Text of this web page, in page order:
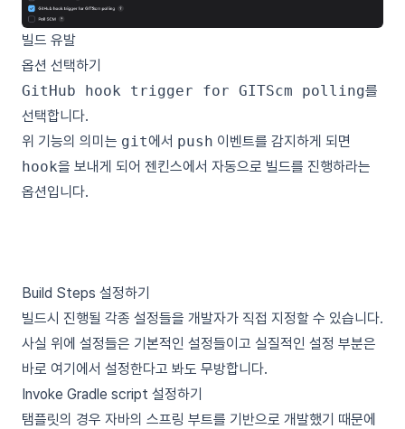
빌드 유발
옵션 선택하기
GitHub hook trigger for GITScm polling를
선택합니다.
위 기능의 의미는 git에서 push 이벤트를 감지하게 되면
hook을 보내게 되어 젠킨스에서 자동으로 빌드를 진행하라는
옵션입니다.
Build Steps 설정하기
빌드시 진행될 각종 설정들을 개발자가 직접 지정할 수 있습니다.
사실 위에 설정들은 기본적인 설정들이고 실질적인 설정 부분은
바로 여기에서 설정한다고 봐도 무방합니다.
Invoke Gradle script 설정하기
탬플릿의 경우 자바의 스프링 부트를 기반으로 개발했기 때문에